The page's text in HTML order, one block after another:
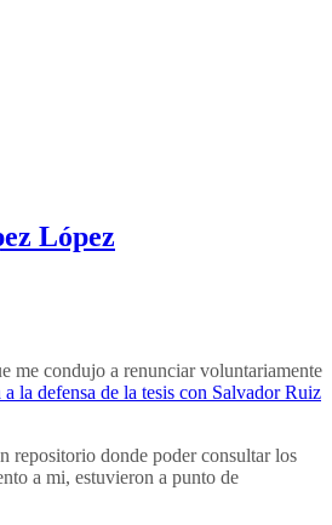
López
me condujo a renunciar voluntariamente
la defensa de la tesis con Salvador Ruiz
repositorio donde poder consultar los
a mi, estuvieron a punto de